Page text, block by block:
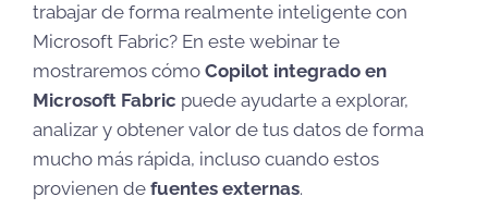
trabajar de forma realmente inteligente con
Microsoft Fabric? En este webinar te
mostraremos cómo Copilot integrado en
Microsoft Fabric puede ayudarte a explorar,
analizar y obtener valor de tus datos de forma
mucho más rápida, incluso cuando estos
provienen de fuentes externas.